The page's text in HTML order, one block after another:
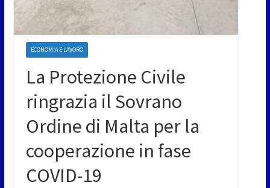
ECONOMIA E LAVORO
La Protezione Civile
ringrazia il Sovrano
Ordine di Malta per la
cooperazione in fase
COVID-19